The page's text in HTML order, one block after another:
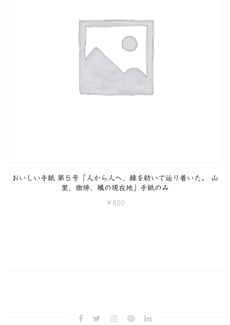
おいしい手紙 第５号「人から人へ、縁を紡いで辿り着いた。 山
里、珈琲、颯の現在地」手紙のみ
¥ 800